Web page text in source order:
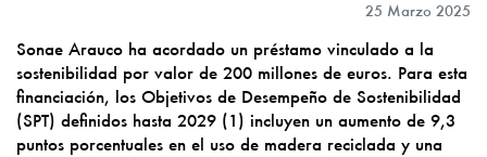
25 Marzo 2025
Sonae Arauco ha acordado un préstamo vinculado a la
sostenibilidad por valor de 200 millones de euros. Para esta
financiación, los Objetivos de Desempeño de Sostenibilidad
(SPT) definidos hasta 2029 (1) incluyen un aumento de 9,3
puntos porcentuales en el uso de madera reciclada y una